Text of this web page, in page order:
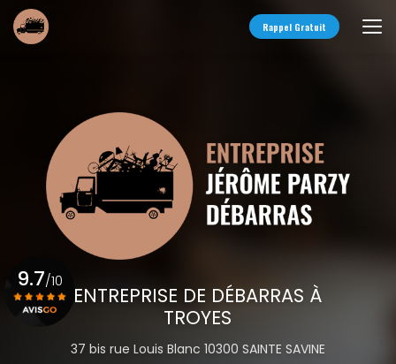
Aller
au
contenu
Rappel Gratuit
ENTREPRISE DE DÉBARRAS À
TROYES
37 bis rue Louis Blanc 10300 SAINTE SAVINE
9.7/10